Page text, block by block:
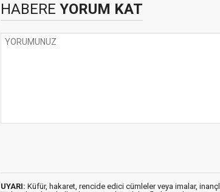
HABERE YORUM KAT
UYARI: Küfür, hakaret, rencide edici cümleler veya imalar,